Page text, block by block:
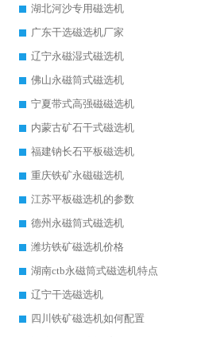
湖北河沙专用磁选机
广东干选磁选机厂家
辽宁永磁湿式磁选机
佛山永磁筒式磁选机
宁夏带式高强磁磁选机
内蒙古矿石干式磁选机
福建钠长石平板磁选机
重庆铁矿永磁磁选机
江苏平板磁选机的参数
德州永磁筒式磁选机
潍坊铁矿磁选机价格
湖南ctb永磁筒式磁选机特点
辽宁干选磁选机
四川铁矿磁选机如何配置